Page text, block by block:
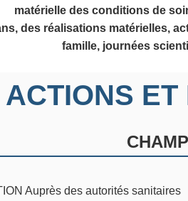
matérielle des conditions de
des réalisations matérielles,
famille, journées
ACTIONS
Auprès des autorités sanitaires